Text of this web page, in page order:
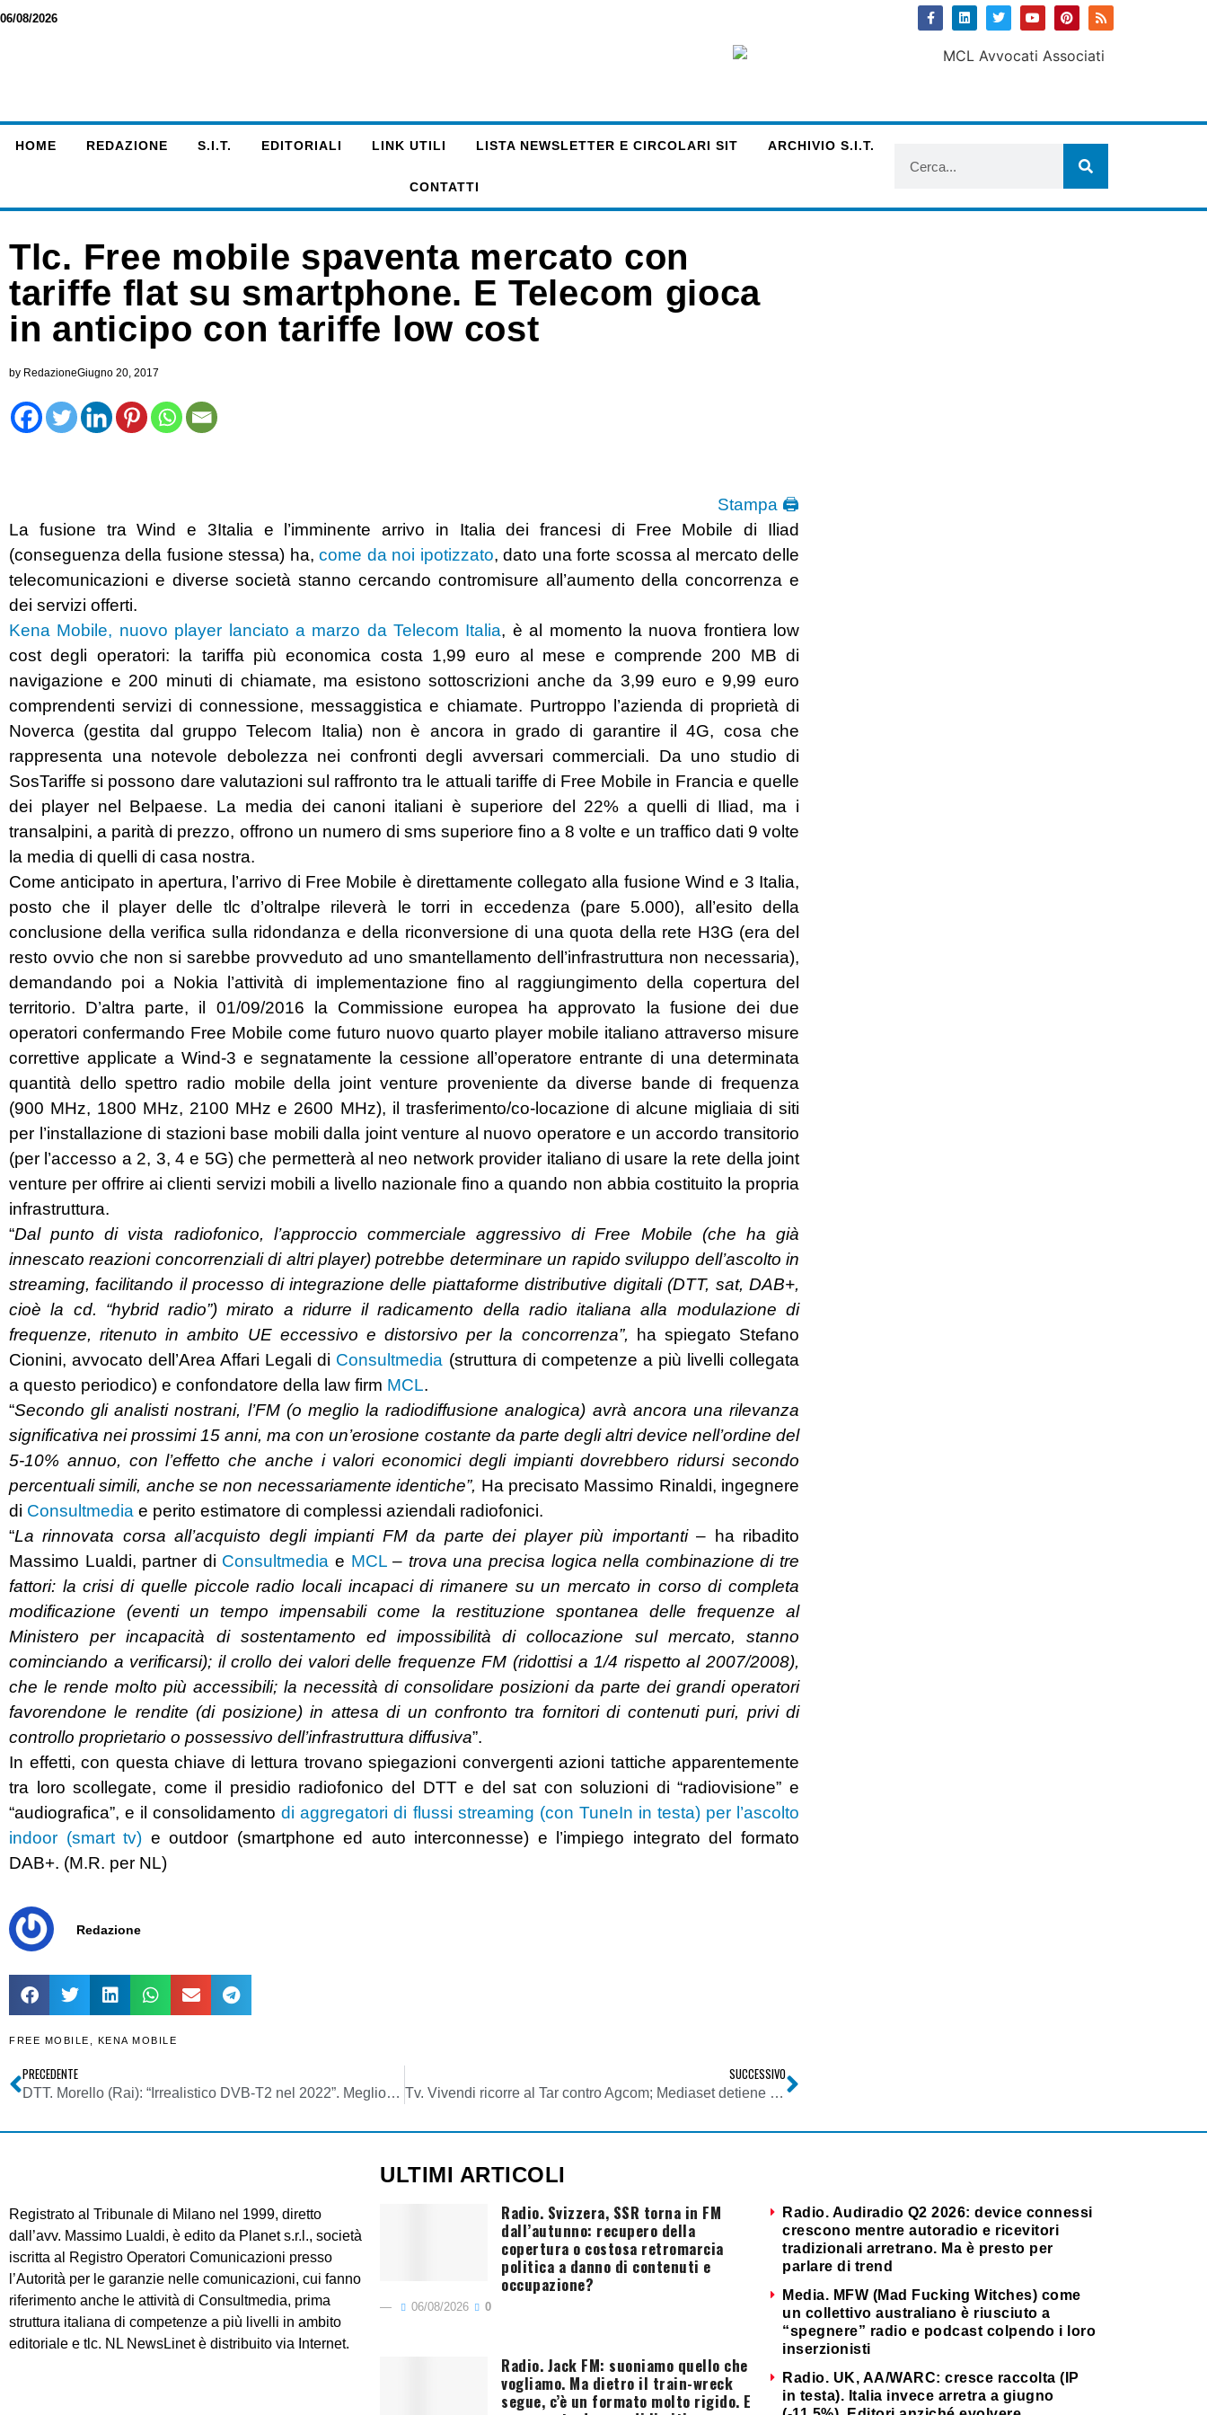
06/08/2026
HOME REDAZIONE S.I.T. EDITORIALI LINK UTILI LISTA NEWSLETTER E CIRCOLARI SIT ARCHIVIO S.I.T.
CONTATTI
Tlc. Free mobile spaventa mercato con
tariffe flat su smartphone. E Telecom gioca
in anticipo con tariffe low cost
by RedazioneGiugno 20, 2017
Stampa 🖨
La fusione tra Wind e 3Italia e l’imminente arrivo in Italia dei francesi di Free Mobile di Iliad
(conseguenza della fusione stessa) ha,come da noi ipotizzato, dato una forte scossa al mercato delle
telecomunicazioni e diverse società stanno cercando contromisure all’aumento della concorrenza e
dei servizi offerti.
Kena Mobile, nuovo player lanciato a marzo da Telecom Italia, è al momento la nuova frontiera low
cost degli operatori: la tariffa più economica costa 1,99 euro al mese e comprende 200 MB di
navigazione e 200 minuti di chiamate, ma esistono sottoscrizioni anche da 3,99 euro e 9,99 euro
comprendenti servizi di connessione, messaggistica e chiamate. Purtroppo l’azienda di proprietà di
Noverca (gestita dal gruppo Telecom Italia) non è ancora in grado di garantire il 4G, cosa che
rappresenta una notevole debolezza nei confronti degli avversari commerciali. Da uno studio di
SosTariffe si possono dare valutazioni sul raffronto tra le attuali tariffe di Free Mobile in Francia e quelle
dei player nel Belpaese. La media dei canoni italiani è superiore del 22% a quelli di Iliad, ma i
transalpini, a parità di prezzo, offrono un numero di sms superiore fino a 8 volte e un traffico dati 9 volte
la media di quelli di casa nostra.
Come anticipato in apertura, l’arrivo di Free Mobile è direttamente collegato alla fusione Wind e 3 Italia,
posto che il player delle tlc d’oltralpe rileverà le torri in eccedenza (pare 5.000), all’esito della
conclusione della verifica sulla ridondanza e della riconversione di una quota della rete H3G (era del
resto ovvio che non si sarebbe provveduto ad uno smantellamento dell’infrastruttura non necessaria),
demandando poi a Nokia l’attività di implementazione fino al raggiungimento della copertura del
territorio. D’altra parte, il 01/09/2016 la Commissione europea ha approvato la fusione dei due
operatori confermando Free Mobile come futuro nuovo quarto player mobile italiano attraverso misure
correttive applicate a Wind-3 e segnatamente la cessione all’operatore entrante di una determinata
quantità dello spettro radio mobile della joint venture proveniente da diverse bande di frequenza
(900 MHz, 1800 MHz, 2100 MHz e 2600 MHz), il trasferimento/co-locazione di alcune migliaia di siti
per l’installazione di stazioni base mobili dalla joint venture al nuovo operatore e un accordo transitorio
(per l’accesso a 2, 3, 4 e 5G) che permetterà al neo network provider italiano di usare la rete della joint
venture per offrire ai clienti servizi mobili a livello nazionale fino a quando non abbia costituito la propria
infrastruttura.
“Dal punto di vista radiofonico, l’approccio commercialeaggressivo di Free Mobile (che ha già
innescato reazioni concorrenziali di altri player) potrebbe determinare un rapido sviluppo dell’ascolto in
streaming, facilitando il processo di integrazione delle piattaforme distributive digitali (DTT, sat, DAB+,
cioè la cd. “hybrid radio”) mirato a ridurre il radicamento della radio italiana alla modulazione di
frequenze, ritenuto in ambito UE eccessivo e distorsivo per la concorrenza”, ha spiegato Stefano
Cionini, avvocato dell’Area Affari Legali di Consultmedia (struttura di competenze a più livelli collegata
a questo periodico) e confondatore della law firm MCL.
“Secondo gli analisti nostrani, l’FM (o meglio la radiodiffusione analogica) avrà ancora una rilevanza
significativa nei prossimi 15 anni, ma con un’erosione costante da parte degli altri device nell’ordine del
5-10% annuo, con l’effetto che anche i valori economici degli impianti dovrebbero ridursi secondo
percentuali simili, anche se non necessariamente identiche”, Ha precisato Massimo Rinaldi, ingegnere
di Consultmedia e perito estimatore di complessi aziendali radiofonici.
“La rinnovata corsa all’acquisto degli impianti FM da parte dei player più importanti– ha ribadito
Massimo Lualdi, partner di Consultmedia e MCL – trova una precisa logica nella combinazione di tre
fattori: la crisi di quelle piccole radio locali incapaci di rimanere su un mercato in corso di completa
modificazione (eventi un tempo impensabili come la restituzione spontanea delle frequenze al
Ministero per incapacità di sostentamento ed impossibilità di collocazione sul mercato, stanno
cominciando a verificarsi); il crollo dei valori delle frequenze FM (ridottisi a 1/4 rispetto al 2007/2008),
che le rende molto più accessibili; la necessità di consolidare posizioni da parte dei grandi operatori
favorendone le rendite (di posizione) in attesa di un confronto tra fornitori di contenuti puri, privi di
controllo proprietario o possessivo dell’infrastruttura diffusiva”.
In effetti, con questa chiave di lettura trovano spiegazioni convergenti azioni tattiche apparentemente
tra loro scollegate, come il presidio radiofonico del DTT e del sat con soluzioni di “radiovisione” e
“audiografica”, e il consolidamentodi aggregatori di flussi streaming (con TuneIn in testa) per l’ascolto
indoor (smart tv) e outdoor (smartphone ed auto interconnesse) e l’impiego integrato del formato
DAB+. (M.R. per NL)
Redazione
FREE MOBILE KENA MOBILE
PRECEDENTE
DTT. Morello (Rai): “Irrealistico DVB-T2 nel 2022”. Meglio passare velocemente all’H264
SUCCESSIVO
Tv. Vivendi ricorre al Tar contro Agcom; Mediaset detiene il 100% di Premium
Registrato al Tribunale di Milano nel 1999, diretto
dall’avv. Massimo Lualdi, è edito da Planet s.r.l., società
iscritta al Registro Operatori Comunicazioni presso
l’Autorità per le garanzie nelle comunicazioni, cui fanno
riferimento anche le attività di Consultmedia, prima
struttura italiana di competenze a più livelli in ambito
editoriale e tlc. NL NewsLinet è distribuito via Internet.
ULTIMI ARTICOLI
Radio. Svizzera, SSR torna in FM
dall’autunno: recupero della
copertura o costosa retromarcia
politica a danno di contenuti e
occupazione?
06/08/2026 0
Radio. Jack FM: suoniamo quello che
vogliamo. Ma dietro il train-wreck
segue, c’è un formato molto rigido. E
Radio. Audiradio Q2 2026: device connessi
crescono mentre autoradio e ricevitori
tradizionali arretrano. Ma è presto per
parlare di trend
Media. MFW (Mad Fucking Witches) come
un collettivo australiano è riusciuto a
“spegnere” radio e podcast colpendo i loro
inserzionisti
Radio. UK, AA/WARC: cresce raccolta (IP
in testa). Italia invece arretra a giugno